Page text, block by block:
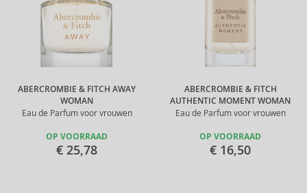
ABERCROMBIE & FITCH AWAY
WOMAN
Eau de Parfum voor vrouwen
OP VOORRAAD
€ 25,78
ABERCROMBIE & FITCH
AUTHENTIC MOMENT WOMAN
Eau de Parfum voor vrouwen
OP VOORRAAD
€ 16,50